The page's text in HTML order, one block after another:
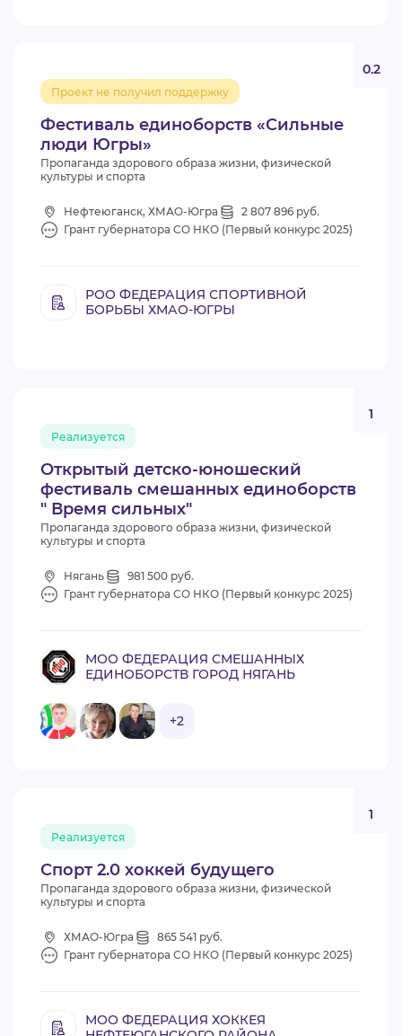
Фестиваль единоборств «Сильные
люди Югры»
Проект не получил поддержку
0.2
Пропаганда здорового образа жизни, физической
культуры и спорта
Нефтеюганск, ХМАО-Югра
2 807 896 руб.
Грант губернатора СО НКО (Первый конкурс 2025)
РОО ФЕДЕРАЦИЯ СПОРТИВНОЙ
БОРЬБЫ ХМАО-ЮГРЫ
Открытый детско-юношеский
фестиваль смешанных единоборств
" Время сильных"
Реализуется
1
Пропаганда здорового образа жизни, физической
культуры и спорта
Нягань
981 500 руб.
Грант губернатора СО НКО (Первый конкурс 2025)
МОО ФЕДЕРАЦИЯ СМЕШАННЫХ
ЕДИНОБОРСТВ ГОРОД НЯГАНЬ
+2
Спорт 2.0 хоккей будущего
Реализуется
1
Пропаганда здорового образа жизни, физической
культуры и спорта
ХМАО-Югра
865 541 руб.
Грант губернатора СО НКО (Первый конкурс 2025)
МОО ФЕДЕРАЦИЯ ХОККЕЯ